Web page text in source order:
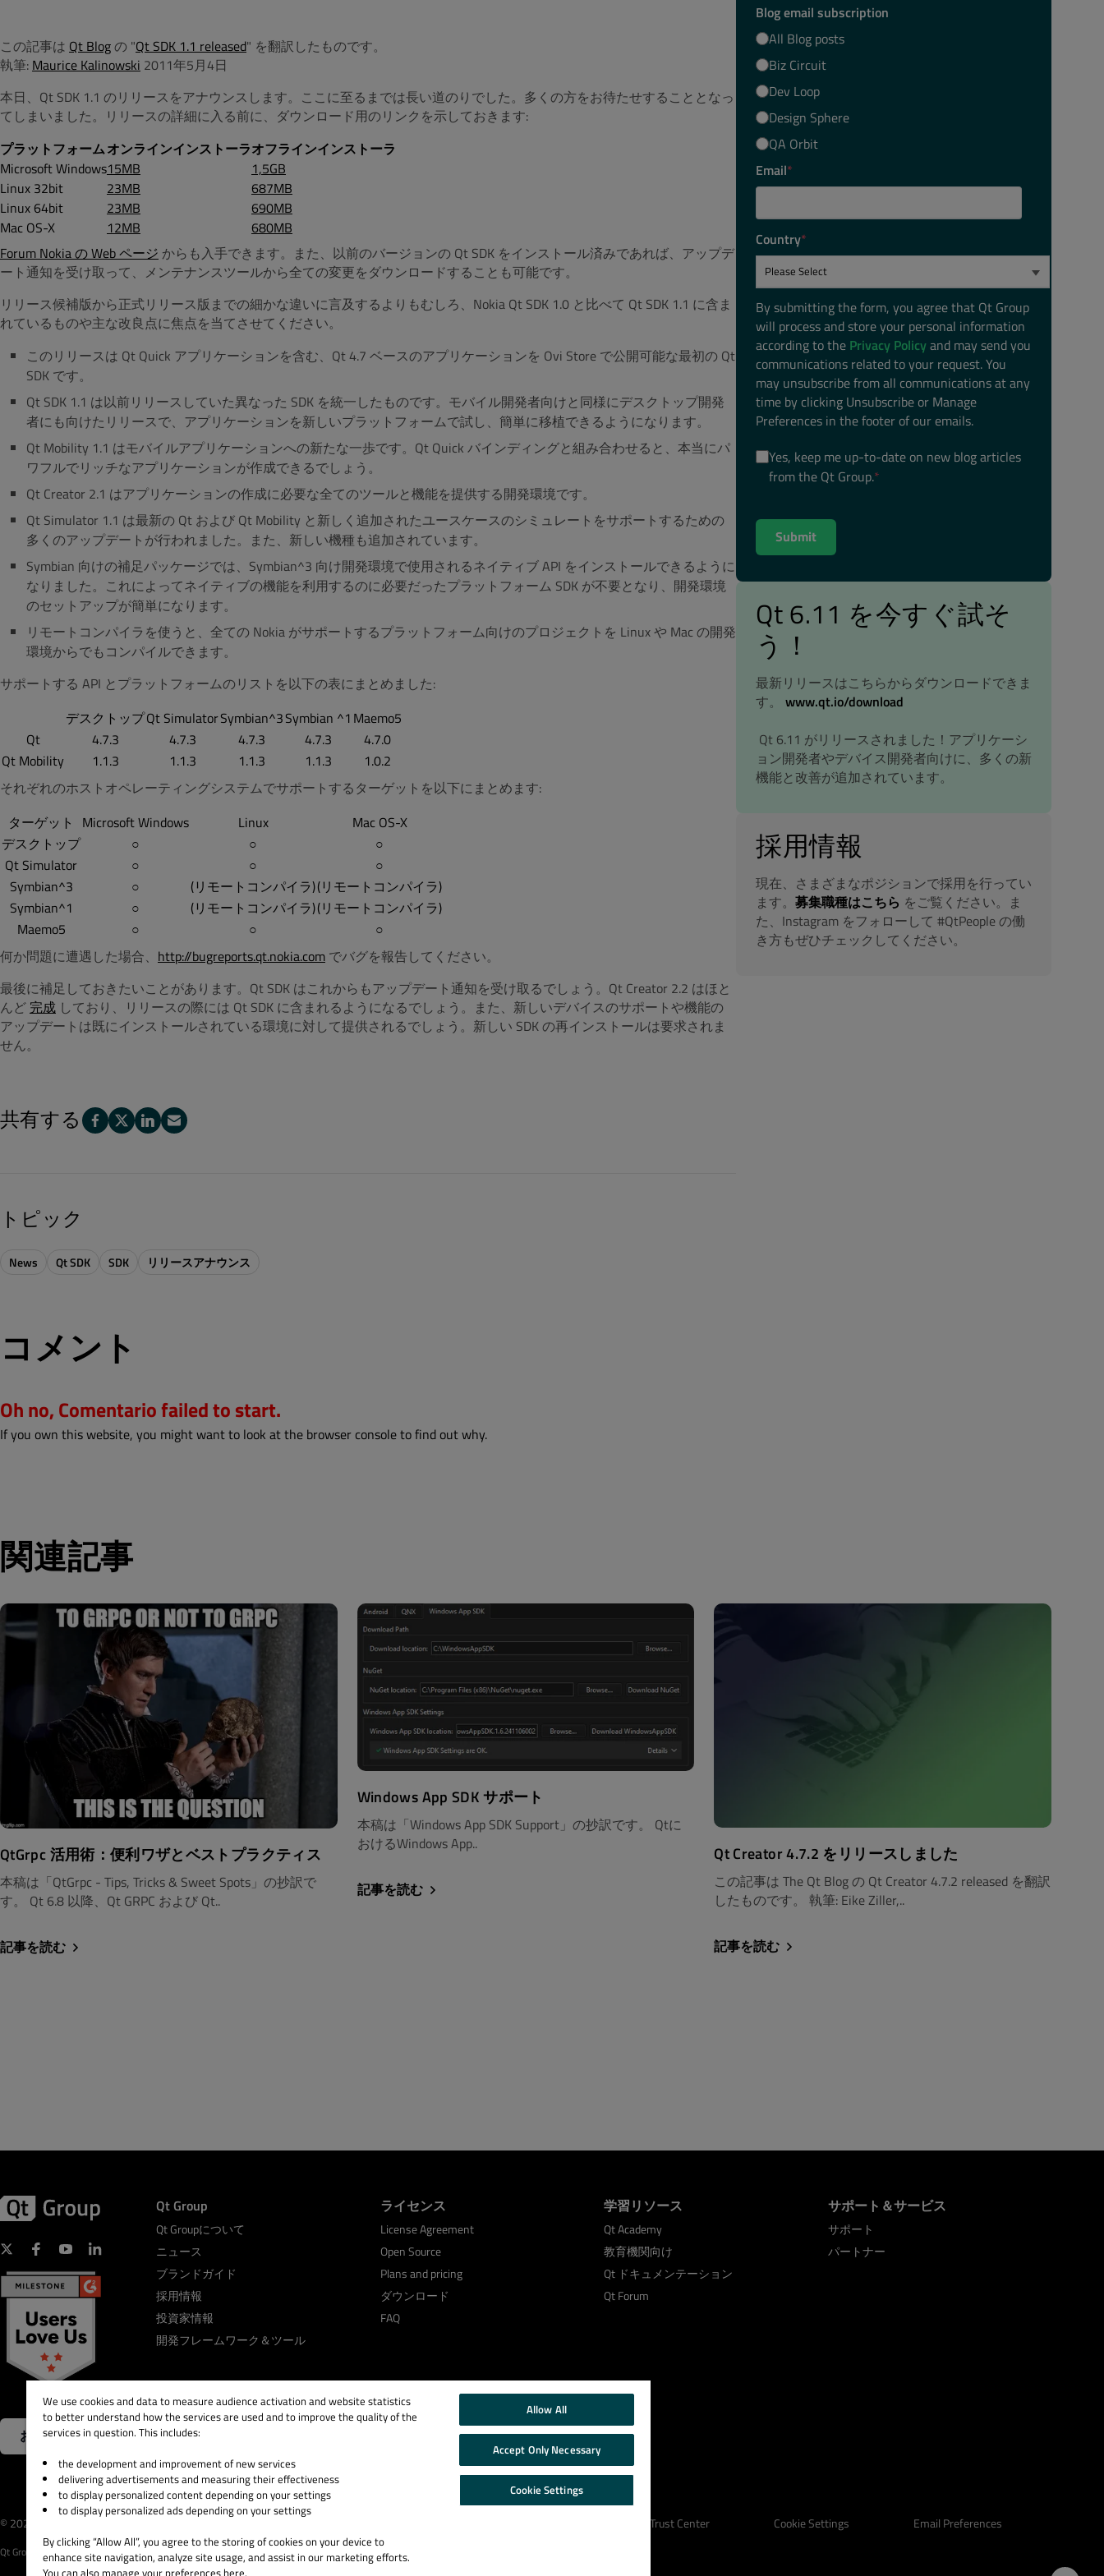
この記事は Qt Blogの "Qt SDK 1.1 released" を翻訳したものです。
執筆: Maurice Kalinowski 2011年5月4日
本日、Qt SDK 1.1 のリリースをアナウンスします。ここに至るまでは長い道のりでした。多くの方をお待たせすることとなっ
てしまいました。リリースの詳細に入る前に、ダウンロード用のリンクを示しておきます:
プラットフォームオンラインインストーラオフラインインストーラ
Microsoft Windows15MB
1,5GB
Linux 32bit
23MB
687MB
Linux 64bit
23MB
690MB
Mac OS-X
12MB
680MB
Forum Nokia の Web ページ からも入手できます。また、以前のバージョンの Qt SDK をインストール済みであれば、アップデ
ート通知を受け取って、メンテナンスツールから全ての変更をダウンロードすることも可能です。
リリース候補版から正式リリース版までの細かな違いに言及するよりもむしろ、Nokia Qt SDK 1.0 と比べて Qt SDK 1.1 に含ま
れているものや主な改良点に焦点を当てさせてください。
このリリースは Qt Quick アプリケーションを含む、Qt 4.7 ベースのアプリケーションを Ovi Store で公開可能な最初の Qt
SDK です。
Qt SDK 1.1 は以前リリースしていた異なった SDK を統一したものです。モバイル開発者向けと同様にデスクトップ開発
者にも向けたリリースで、アプリケーションを新しいプラットフォームで試し、簡単に移植できるようになります。
Qt Mobility 1.1 はモバイルアプリケーションへの新たな一歩です。Qt Quick バインディングと組み合わせると、本当にパ
ワフルでリッチなアプリケーションが作成できるでしょう。
Qt Creator 2.1 はアプリケーションの作成に必要な全てのツールと機能を提供する開発環境です。
Qt Simulator 1.1 は最新の Qt および Qt Mobility と新しく追加されたユースケースのシミュレートをサポートするための
多くのアップデートが行われました。また、新しい機種も追加されています。
Symbian 向けの補足パッケージでは、Symbian^3 向け開発環境で使用されるネイティブ API をインストールできるように
なりました。これによってネイティブの機能を利用するのに必要だったプラットフォーム SDK が不要となり、開発環境
のセットアップが簡単になります。
リモートコンパイラを使うと、全ての Nokia がサポートするプラットフォーム向けのプロジェクトを Linux や Mac の開発
環境からでもコンパイルできます。
サポートする API とプラットフォームのリストを以下の表にまとめました:
デスクトップQt SimulatorSymbian^3Symbian ^1 Maemo5
Qt
4.7.3 4.7.3 4.7.3 4.7.3
4.7.0
Qt Mobility
1.1.3 1.1.3 1.1.3 1.1.3
1.0.2
それぞれのホストオペレーティングシステムでサポートするターゲットを以下にまとめます:
ターゲット
Microsoft Windows Linux
Mac OS-X
デスクトップ
○ ○
○
Qt Simulator
○ ○
○
Symbian^3
○ (リモートコンパイラ)(リモートコンパイラ)
Symbian^1
○ (リモートコンパイラ)(リモートコンパイラ)
Maemo5
○ ○
○
何か問題に遭遇した場合、 http://bugreports.qt.nokia.com でバグを報告してください。
最後に補足しておきたいことがあります。Qt SDK はこれからもアップデート通知を受け取るでしょう。Qt Creator 2.2 はほと
んど 完成 しており、リリースの際には Qt SDK に含まれるようになるでしょう。また、新しいデバイスのサポートや機能の
アップデートは既にインストールされている環境に対して提供されるでしょう。新しい SDK の再インストールは要求されま
せん。
共有する
トピック
News Qt SDK SDK リリースアナウンス
コメント
Oh no, Comentario failed to start.
If you own this website, you might want to look at the browser console to find out why.
Blog email subscription
All Blog posts
Biz Circuit
Dev Loop
Design Sphere
QA Orbit
Email*
Country*
By submitting the form, you agree that Qt Group
will process and store your personal information
according to the Privacy Policyand may send you
communications related to your request. You
may unsubscribe from all communications at any
time by clicking Unsubscribe or Manage
Preferences in the footer of our emails.
Yes, keep me up-to-date on new blog articles
from the Qt Group.*
Qt 6.11 を今すぐ試そ
う！
最新リリースはこちらからダウンロードできま
す。 www.qt.io/download
Qt 6.11 がリリースされました！アプリケーシ
ョン開発者やデバイス開発者向けに、多くの新
機能と改善が追加されています。
採用情報
現在、さまざまなポジションで採用を行ってい
ます。 募集職種はこちら をご覧ください。ま
た、Instagram をフォローして #QtPeople の働
き方もぜひチェックしてください。
関連記事
QtGrpc 活用術：便利ワザとベストプラクティス
本稿は「QtGrpc - Tips, Tricks & Sweet Spots」の抄訳で
す。 Qt 6.8 以降、Qt GRPC および Qt..
記事を読む
Windows App SDK サポート
本稿は「Windows App SDK Support」の抄訳です。 Qtに
おけるWindows App..
記事を読む
Qt Creator 4.7.2 をリリースしました
この記事は The Qt Blog の Qt Creator 4.7.2 released を翻訳
したものです。 執筆: Eike Ziller,..
記事を読む
お問い合わせ
Qt Group
Qt Groupについて
ニュース
ブランドガイド
採用情報
投資家情報
開発フレームワーク＆ツール
ライセンス
License Agreement
Open Source
Plans and pricing
ダウンロード
FAQ
学習リソース
Qt Academy
教育機関向け
Qt ドキュメンテーション
Qt Forum
サポート＆サービス
サポート
パートナー
© 2026 The Qt Company Legal Notice Trust Center Cookie Settings Email Preferences
Qt Group includes The Qt Company Oy and its global subsidiaries and affiliates.
We use cookies and data to measure audience activation and website statistics
to better understand how the services are used and to improve the quality of the
services in question. This includes:
the development and improvement of new services
delivering advertisements and measuring their effectiveness
to display personalized content depending on your settings
to display personalized ads depending on your settings
By clicking “Allow All”, you agree to the storing of cookies on your device to
enhance site navigation, analyze site usage, and assist in our marketing efforts.
You can also manage your preferences here.
Allow All
Accept Only Necessary
Cookie Settings